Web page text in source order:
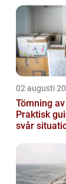
unika
02 augusti
Tömning
Praktisk
svår